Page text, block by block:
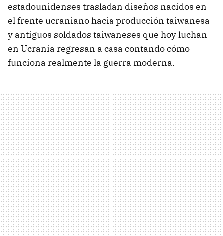
estadounidenses trasladan diseños nacidos en
el frente ucraniano hacia producción taiwanesa
y antiguos soldados taiwaneses que hoy luchan
en Ucrania regresan a casa contando cómo
funciona realmente la guerra moderna.